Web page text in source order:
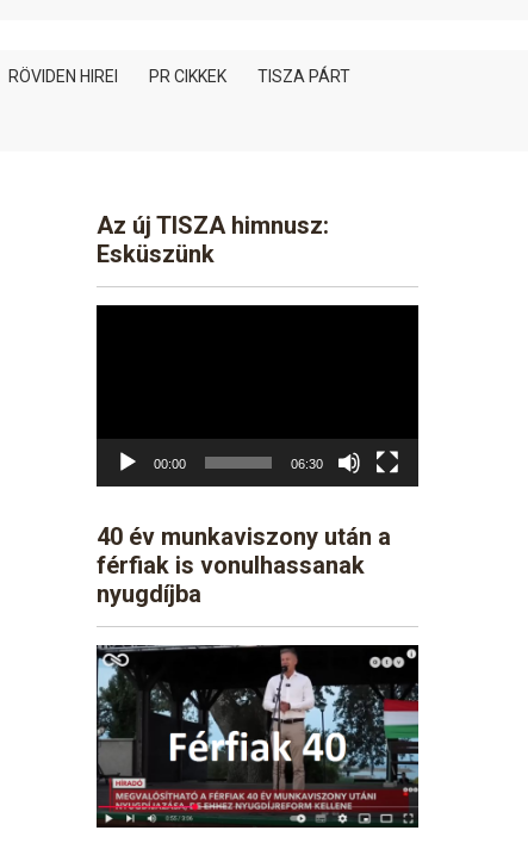
RÖVIDEN HIREI PR CIKKEK TISZA PÁRT
Az új TISZA himnusz:
Esküszünk
00:00 06:30
40 év munkaviszony után a
férfiak is vonulhassanak
nyugdíjba